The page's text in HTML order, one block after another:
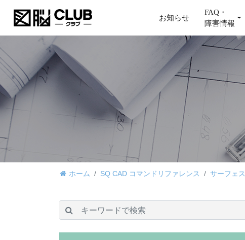
お知らせ
FAQ・
障害情報
ホーム SQ CAD コマンドリファレンス サーフェス
検索